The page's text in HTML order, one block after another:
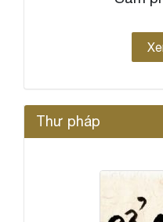
Thư pháp